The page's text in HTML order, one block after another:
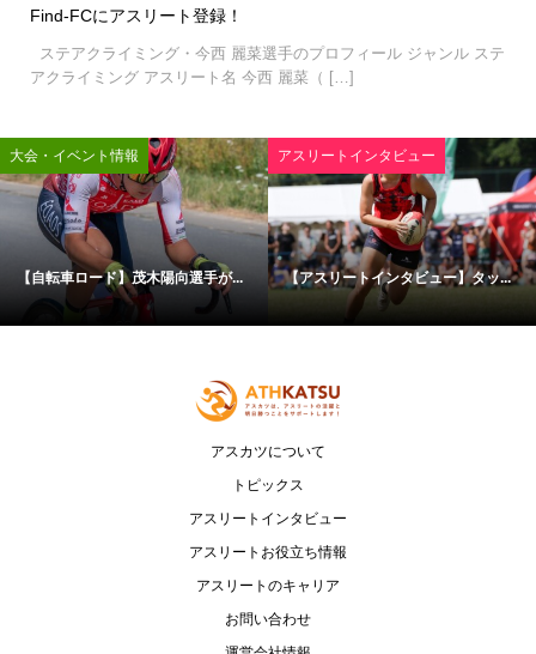
Find-FCにアスリート登録！
ステアクライミング・今西 麗菜選手のプロフィール ジャンル ステ
アクライミング アスリート名 今西 麗菜（ […]
大会・イベント情報
【自転車ロード】茂木陽向選手が...
アスリートインタビュー
【アスリートインタビュー】タッ...
アスカツについて
トピックス
アスリートインタビュー
アスリートお役立ち情報
アスリートのキャリア
お問い合わせ